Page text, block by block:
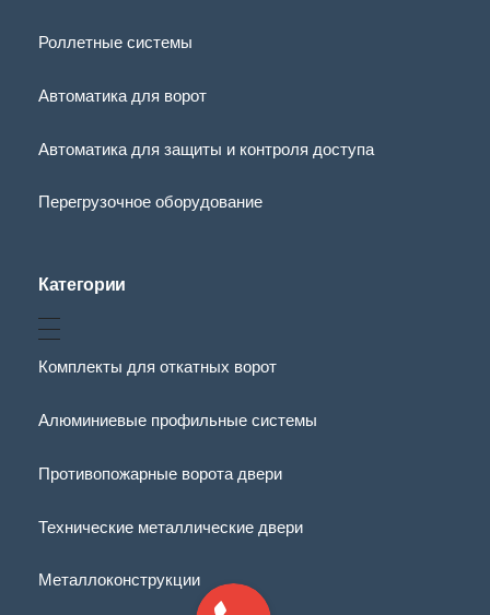
Роллетные системы
Автоматика для ворот
Автоматика для защиты и контроля доступа
Перегрузочное оборудование
Категории
Комплекты для откатных ворот
Алюминиевые профильные системы
Противопожарные ворота двери
Технические металлические двери
Металлоконструкции